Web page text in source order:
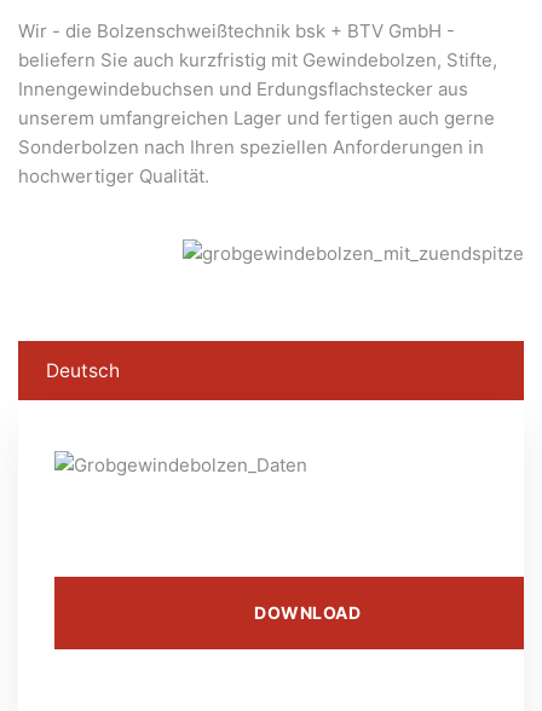
Wir - die Bolzenschweißtechnik bsk + BTV GmbH -
beliefern Sie auch kurzfristig mit Gewindebolzen, Stifte,
Innengewindebuchsen und Erdungsflachstecker aus
unserem umfangreichen Lager und fertigen auch gerne
Sonderbolzen nach Ihren speziellen Anforderungen in
hochwertiger Qualität.
Deutsch
DOWNLOAD